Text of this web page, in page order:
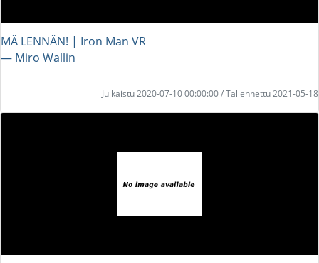
MÄ LENNÄN! | Iron Man VR
― Miro Wallin
Julkaistu 2020-07-10 00:00:00 / Tallennettu 2021-05-18